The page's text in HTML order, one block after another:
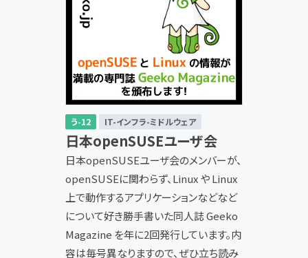
う-12 IT-インフラ-ミドルウェア
日本openSUSEユーザ会
日本openSUSEユーザ会のメンバーが、
openSUSEに関わらず、Linux や Linux
上で動作するアプリケーションなどなど
について好き勝手書いた同人誌 Geeko
Magazine を年に2回発行しています。内
容は毎号異なりますので、ぜひ立ち読み